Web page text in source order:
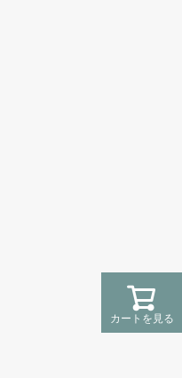
カートを見る